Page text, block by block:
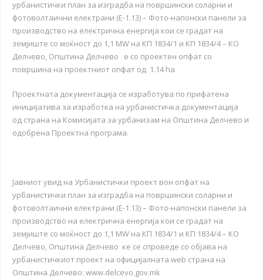
урбанистички план за изградба на површински соларни и
фотоволтаични електрани (Е-1.13) – Фото-напонски панели за
производство на електрична енергија кои се градат на
земјиште со моќност до 1,1 MW на КП 1834/1 и КП 1834/4 – КО
Делчево, Општина Делчево е со проектен опфат со
површина на проектниот опфат од 1.14 ha
Проектната документација се изработува по прифатена
иницијатива за изработка на урбанистичка документација
од страна на Комисијата за урбанизам на Општина Делчево и
одобрена Проектна програма.
Јавниот увид на Урбанистички проект вон опфат на
урбанистички план за изградба на површински соларни и
фотоволтаични електрани (Е-1.13) – Фото-напонски панели за
производство на електрична енергија кои се градат на
земјиште со моќност до 1,1 MW на КП 1834/1 и КП 1834/4 – КО
Делчево, Општина Делчево ке се спроведе со објава на
урбанистичкиот проект на официјалната web страна на
Општина Делчево: www.delcevo.gov.mk